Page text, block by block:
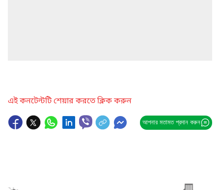
এই কনটেন্টটি শেয়ার করতে ক্লিক করুন
আপনার মতামত প্রদান করুন